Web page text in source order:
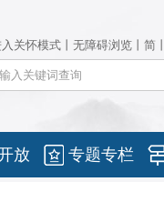
简
无障碍浏览
关怀模式
放 专题专栏